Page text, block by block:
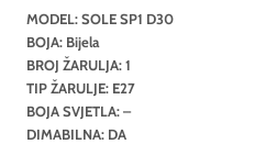
MODEL: SOLE SP1 D30
BOJA: Bijela
BROJ ŽARULJA: 1
TIP ŽARULJE: E27
BOJA SVJETLA: –
DIMABILNA: DA